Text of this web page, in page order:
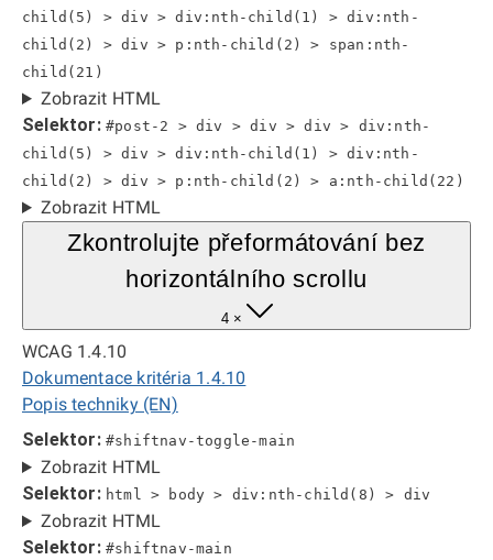
child(5) > div > div:nth-child(1) > div:nth-
child(2) > div > p:nth-child(2) > span:nth-
child(21)
Zobrazit HTML
Selektor: #post-2 > div > div > div > div:nth-
child(5) > div > div:nth-child(1) > div:nth-
child(2) > div > p:nth-child(2) > a:nth-child(22)
Zobrazit HTML
Zkontrolujte přeformátování bez
horizontálního scrollu
4 ×
WCAG 1.4.10
Dokumentace kritéria 1.4.10
Popis techniky (EN)
Selektor: #shiftnav-toggle-main
Zobrazit HTML
Selektor: html > body > div:nth-child(8) > div
Zobrazit HTML
Selektor: #shiftnav-main